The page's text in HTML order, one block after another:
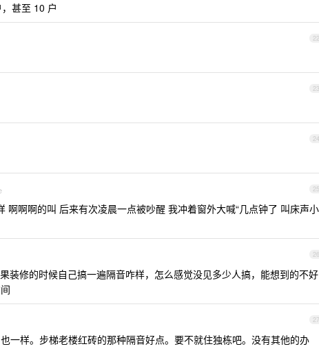
甚至 10 户
22
23
24
25
啊啊啊的叫 后来有次凌晨一点被吵醒 我冲着窗外大喊“几点钟了 叫床声小
26
装修的时候自己搞一遍隔音咋样，怎么感觉没见多少人搞，能想到的不好
27
一样。步梯老楼红砖的那种隔音好点。要不就住独栋吧。没有其他的办